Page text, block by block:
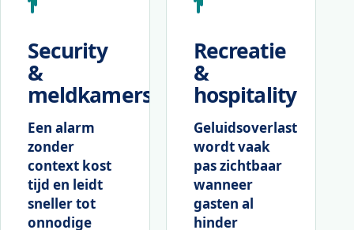
Security
&
meldkamers
Een alarm
zonder
context kost
tijd en leidt
sneller tot
onnodige
Recreatie
&
hospitality
Geluidsoverlast
wordt vaak
pas zichtbaar
wanneer
gasten al
hinder